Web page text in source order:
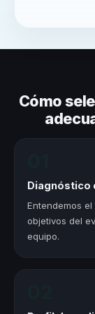
Cómo
Diagnóstico
Entendemos
objetivos del
equipo.